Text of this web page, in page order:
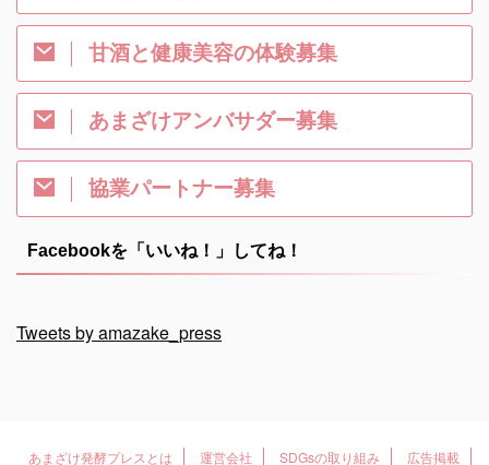
甘酒と健康美容の体験募集
あまざけアンバサダー募集
協業パートナー募集
Facebookを「いいね！」してね！
Tweets by amazake_press
あまざけ発酵プレスとは 運営会社 SDGsの取り組み 広告掲載